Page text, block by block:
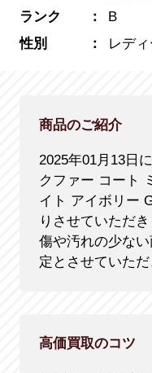
ランク
B
性別
レデ
商品のご紹介
2025年01月13日
クファー コート
イト アイボリー
りさせていただ
傷や汚れの少な
定とさせていただ
高価買取のコツ